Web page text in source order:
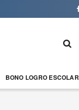
BONO LOGRO ESCOLAR